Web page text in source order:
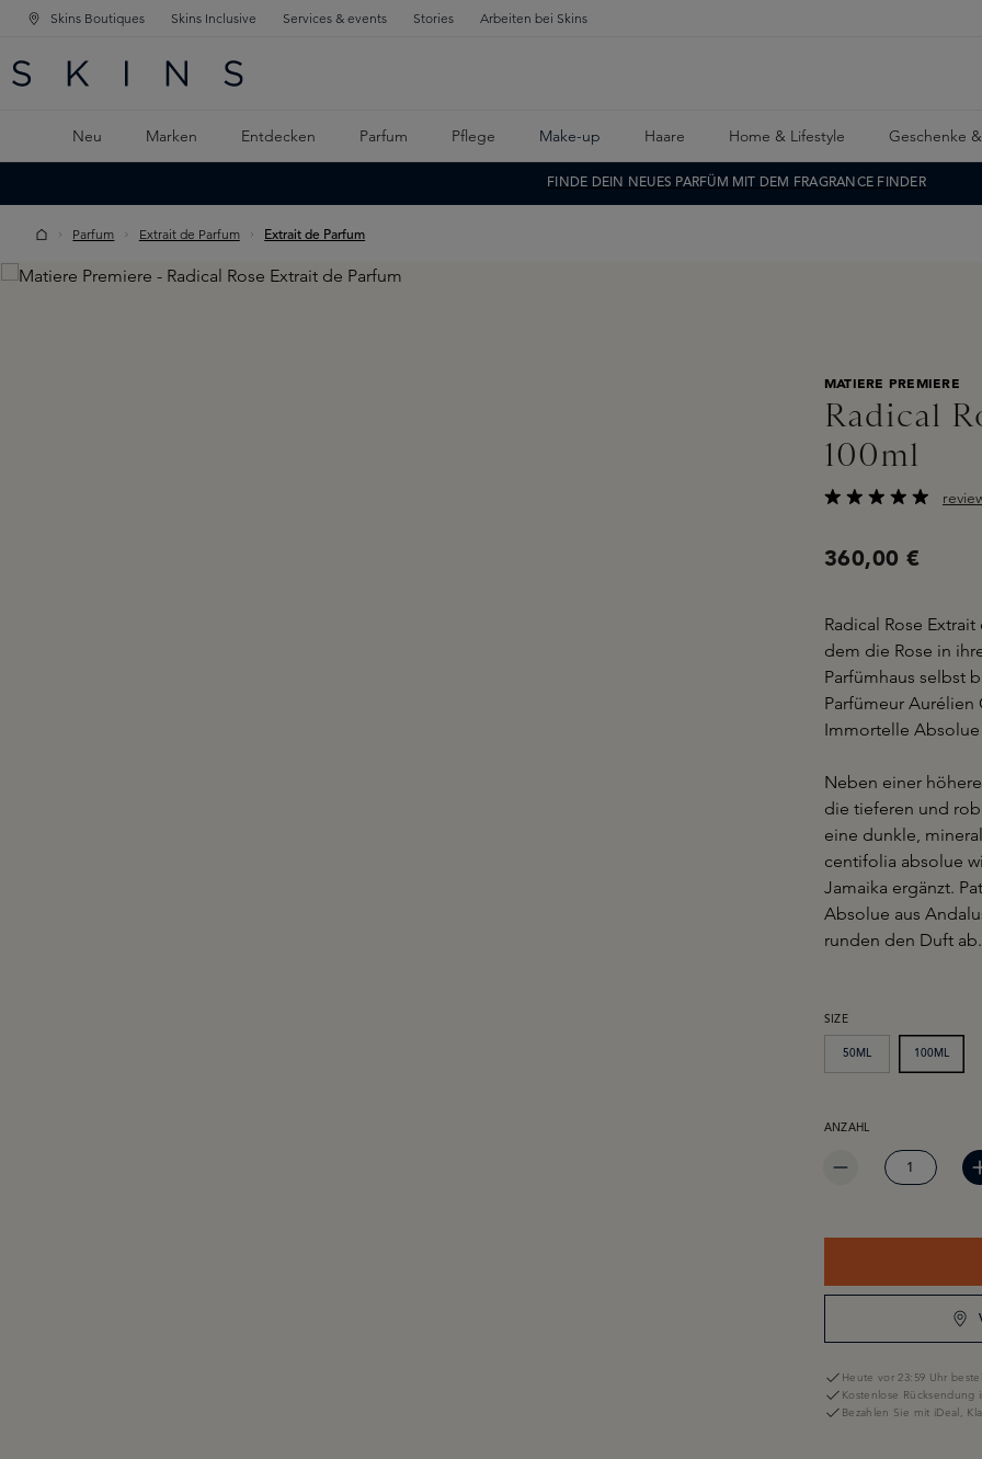
SPRINGEN
SPRINGEN
Skins Boutiques Skins Inclusive Services & events Stories Arbeiten bei Skins
Neu Marken Entdecken Parfum Pflege Make-up Haare Home & Lifestyle Geschenke
FINDE DEIN NEUES PARFÜM MIT DEM FRAGRANCE FINDER
Parfum Extrait de Parfum Extrait de Parfum
Skip image gallery
MATIERE PREMIERE
Radical
100ml
360,00 €
Radical Rose
dem die Rose in
Parfümhaus selbst
Parfümeur Aurélien
Immortelle Absolue
Neben einer
die tieferen und
eine dunkle,
centifolia absolue
Jamaika ergänzt.
Absolue aus
runden den Duft ab.
SIZEAUSWÄHLEN
50ML 100ML
PRODUKT ANZAHL: GIB
ANZAHL
Heute vor 23:59 Uhr
Kostenlose Rücksendung
Bezahlen Sie mit iDeal,